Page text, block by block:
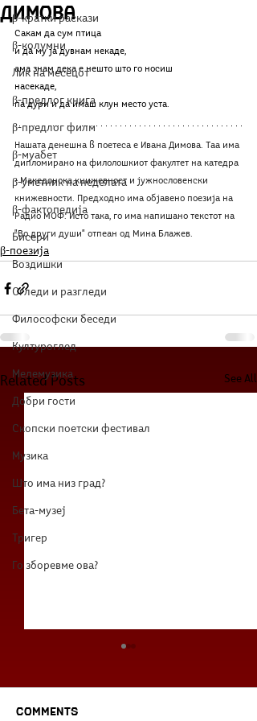
β-кратки раскази
β-колумни
Лик на месецот
β-предлог книга
β-предлог филм
β-муабет
β-уметник на неделата
β-фактопедија
Бисери
Воздишки
Огледи и разгледи
Философски беседи
Културоглед
Мелемузика
Добри гости
Скопски поетски фестивал
Музика
Што има низ град?
Бета-музеј
Тригер
Го зборевме ова?
Димова
Сакам да сум птица
и да му ја дувнам некаде,
ама знам дека е нешто што го носиш
насекаде,
па дури и да имаш клун место уста.
Нашата денешна ß поетеса е Ивана Димова. Таа има
дипломирано на филолошкиот факултет на катедра
- Македонска книжевност и јужнословенски
книжевности. Предходно има објавено поезија на
Радио МОФ. Исто така, го има напишано текстот на
"Во други души" отпеан од Мина Блажев.
β-поезија
Related Posts See All
Comments